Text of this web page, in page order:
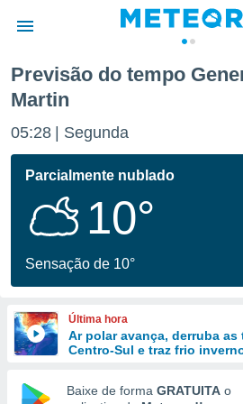
da
por
para
fornecidas
e
forma
Previsão do tempo
Martin
05:28 Segunda
Parcialmente nublado
10°
Sensação de 10°
Última hora
Ar polar avança, derruba as
Centro-Sul e traz frio
Baixe de forma GRATUITA o